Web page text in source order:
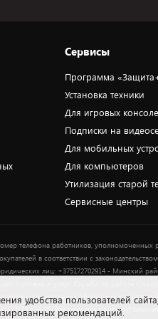
Сервисы
Программа
Установка техники
Для игровых
Подписки на
Для мобильных
Для компьютеров
Утилизация старой
Сервисные центры
телефона работников, уполномоченных
в соответствии с
лиц: +375172702914 - Минский
рассмотрения обращения
359-23-83. Электронная почта:
удобства пользователей сайта,
рекомендаций.